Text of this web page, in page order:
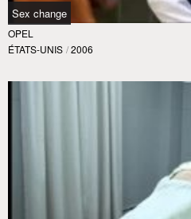
Sex change
OPEL
ÉTATS-UNIS / 2006